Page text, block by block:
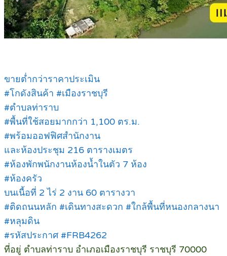
ขายต่ำกว่าราคาประเมิน
#โกดังสินค้า #เมืองราชบุรี
#ตำบลท่าราบ
#พื้นที่ใช้สอยมากกว่า 1,100 ตร.ม.
#พร้อมออฟฟิศสำนักงาน
และห้องประชุม 216 ตารางเมตร
#ห้องพักพนักงานห้องน้ำในตัว 7 ห้อง
#ห้องครัว
บนเนื้อที่ 2 ไร่ 2 งาน 60 ตารางวา
#ติดถนนหลัก #เดินทางสะดวก #ใกล้พื้นที่หนองกลางนา
#หลุมดิน
#รหัสประกาศ #FRB4262
ที่อยู่ ตำบลท่าราบ อำเภอเมืองราชบุรี ราชบุรี 70000